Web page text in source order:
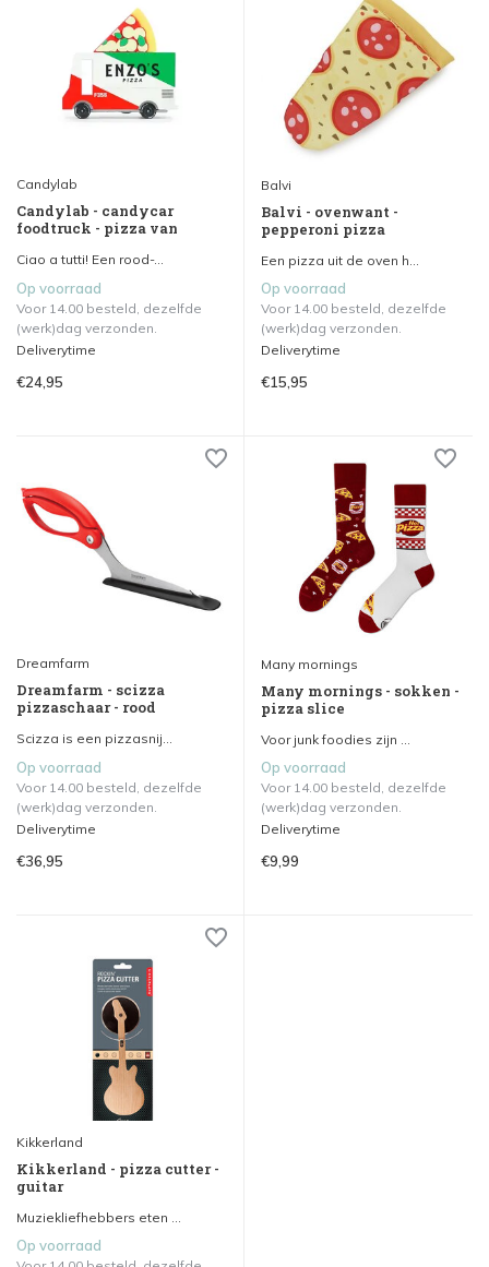
Candylab
Candylab - candycar
foodtruck - pizza van
Ciao a tutti! Een rood-...
Op voorraad
Voor 14.00 besteld, dezelfde
(werk)dag verzonden.
Deliverytime
€24,95
Balvi
Balvi - ovenwant -
pepperoni pizza
Een pizza uit de oven h...
Op voorraad
Voor 14.00 besteld, dezelfde
(werk)dag verzonden.
Deliverytime
€15,95
Dreamfarm
Dreamfarm - scizza
pizzaschaar - rood
Scizza is een pizzasnij...
Op voorraad
Voor 14.00 besteld, dezelfde
(werk)dag verzonden.
Deliverytime
€36,95
Many mornings
Many mornings - sokken -
pizza slice
Voor junk foodies zijn ...
Op voorraad
Voor 14.00 besteld, dezelfde
(werk)dag verzonden.
Deliverytime
€9,99
Kikkerland
Kikkerland - pizza cutter -
guitar
Muziekliefhebbers eten ...
Op voorraad